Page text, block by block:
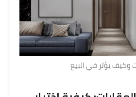
وكيف يؤثر في البيع